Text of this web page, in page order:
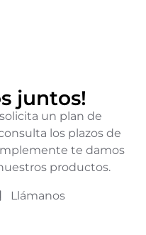
juntos!
un plan de
los plazos de
te damos
productos.
Llámanos